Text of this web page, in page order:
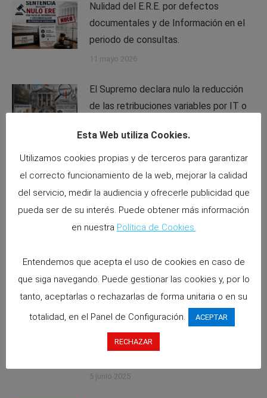
Nulidad del E.R.E. por defectos
documentales y de Información en el
periodo de consultas.
11 mayo 2026
El Supremo declara nulo la reducción
de las retribuciones variables por IT o
El Supremo consolida el derecho de la
familia monoparental a 10 semanas
adicionales.
1 abril 2026
30 marzo 2026
Validez de un plan de igualdad
empresarial adoptado unilateralmente
5 junio 2025
Esta Web utiliza Cookies.
Utilizamos cookies propias y de terceros para garantizar
el correcto funcionamiento de la web, mejorar la calidad
del servicio, medir la audiencia y ofrecerle publicidad que
pueda ser de su interés. Puede obtener más información
en nuestra Política de Cookies.
Entendemos que acepta el uso de cookies en caso de
que siga navegando. Puede gestionar las cookies y, por lo
tanto, aceptarlas o rechazarlas de forma unitaria o en su
totalidad, en el Panel de Configuración.
ACEPTAR
RECHAZAR